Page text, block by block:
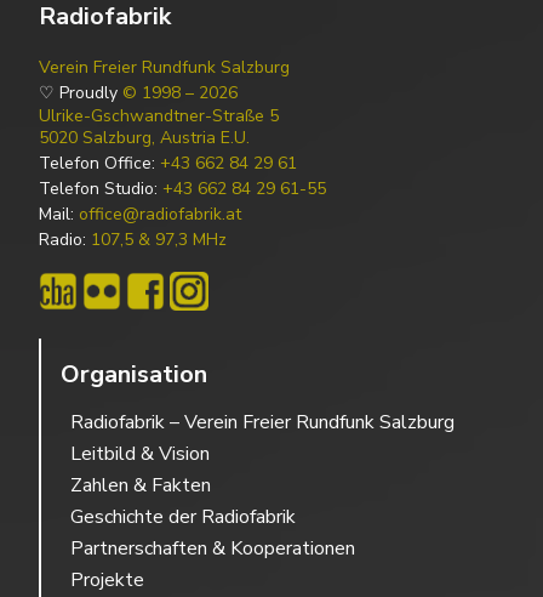
Radiofabrik
Verein Freier Rundfunk Salzburg
♡ Proudly © 1998 – 2026
Ulrike-Gschwandtner-Straße 5
5020 Salzburg, Austria E.U.
Telefon Office: +43 662 84 29 61
Telefon Studio: +43 662 84 29 61-55
Mail: office@radiofabrik.at
Radio: 107,5 & 97,3 MHz
Organisation
Radiofabrik – Verein Freier Rundfunk Salzburg
Leitbild & Vision
Zahlen & Fakten
Geschichte der Radiofabrik
Partnerschaften & Kooperationen
Projekte